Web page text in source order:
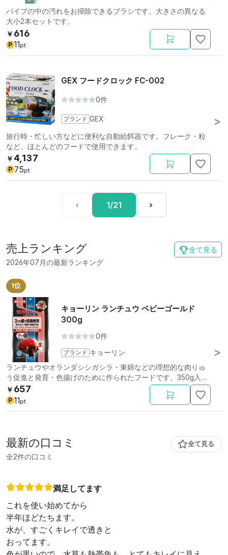
パイプの中の汚れをお掃除できるブラシです。大きさの異なる
大小2本セットです。
￥ 616
P 11 pt
GEX フードクロック FC-002
0件
ブランド GEX
旅行時・忙しい方などに便利な自動給餌器です。フレーク・粒
など、ほとんどのフードで使用できます。
￥ 4,137
P 75pt
‹ 1/21 ›
売上ランキング
2026年07月の最新ランキング
全て見る
1位
キョーリン ランチュウ ベビーゴールド
300g
0件
ブランド キョーリン
ランチュウやオランダシシガシラ・東錦などの理想的な肉りゅ
う促進と発育・色揚げのために作られたフードです。350g入
り。
￥ 657
P 11pt
最新の口コミ
全2件の口コミ
全て見る
満足してます
これを使い始めてから
半年ほどたちます。
水が、すごくキレイで透きと
おってます。